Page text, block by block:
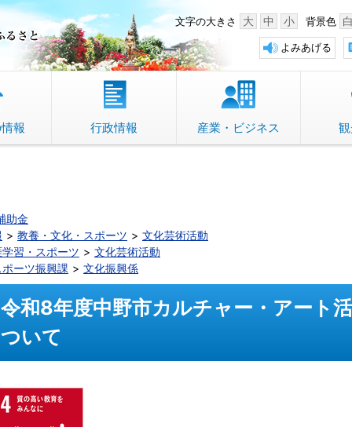
中野市 「故郷」のふるさと 背景色 白
文字の大きさ 大 中 小
よみあげる
報 行政情報 産業・ビジネス
助金
教養・文化・スポーツ
文化芸術活動
習・スポーツ
文化芸術活動
ーツ振興課
文化振興係
令和8年度中野市カルチャー・アート
ついて